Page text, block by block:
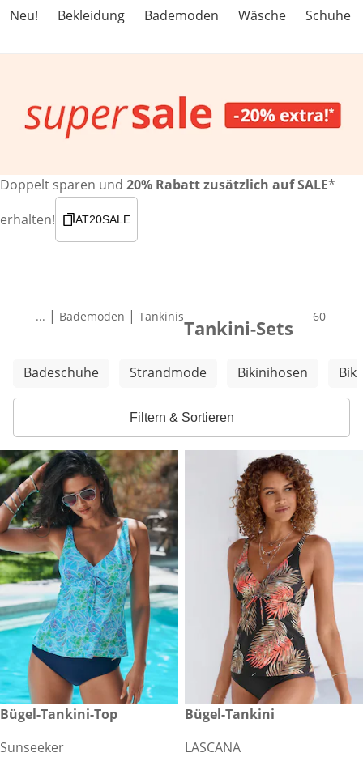
Neu!
Bekleidung Bademoden Wäsche Schuhe
Doppelt sparen und 20% Rabatt zusätzlich auf SALE*
erhalten!
AT20SALE
... | Bademoden | TankinisTankini-Sets Produkte
60
Weitere Kategorien überspringen
Badeschuhe Strandmode Bikinihosen
Filtern & Sortieren
€ 57,99
Bügel-Tankini-Top
Sunseeker
€ 69,99
Bügel-Tankini
LASCANA